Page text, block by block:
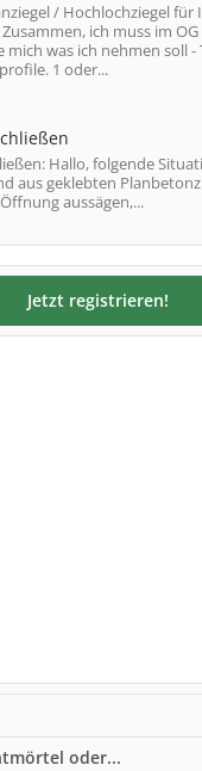
/ Hochlochziegel
ich muss im
was ich nehmen soll -
1 oder...
Hallo, folgende
aus geklebten
aussägen,...
Jetzt registrieren!
oder...